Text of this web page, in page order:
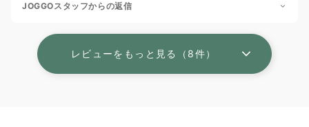
JOGGOスタッフからの返信
レビューをもっと見る（8件）